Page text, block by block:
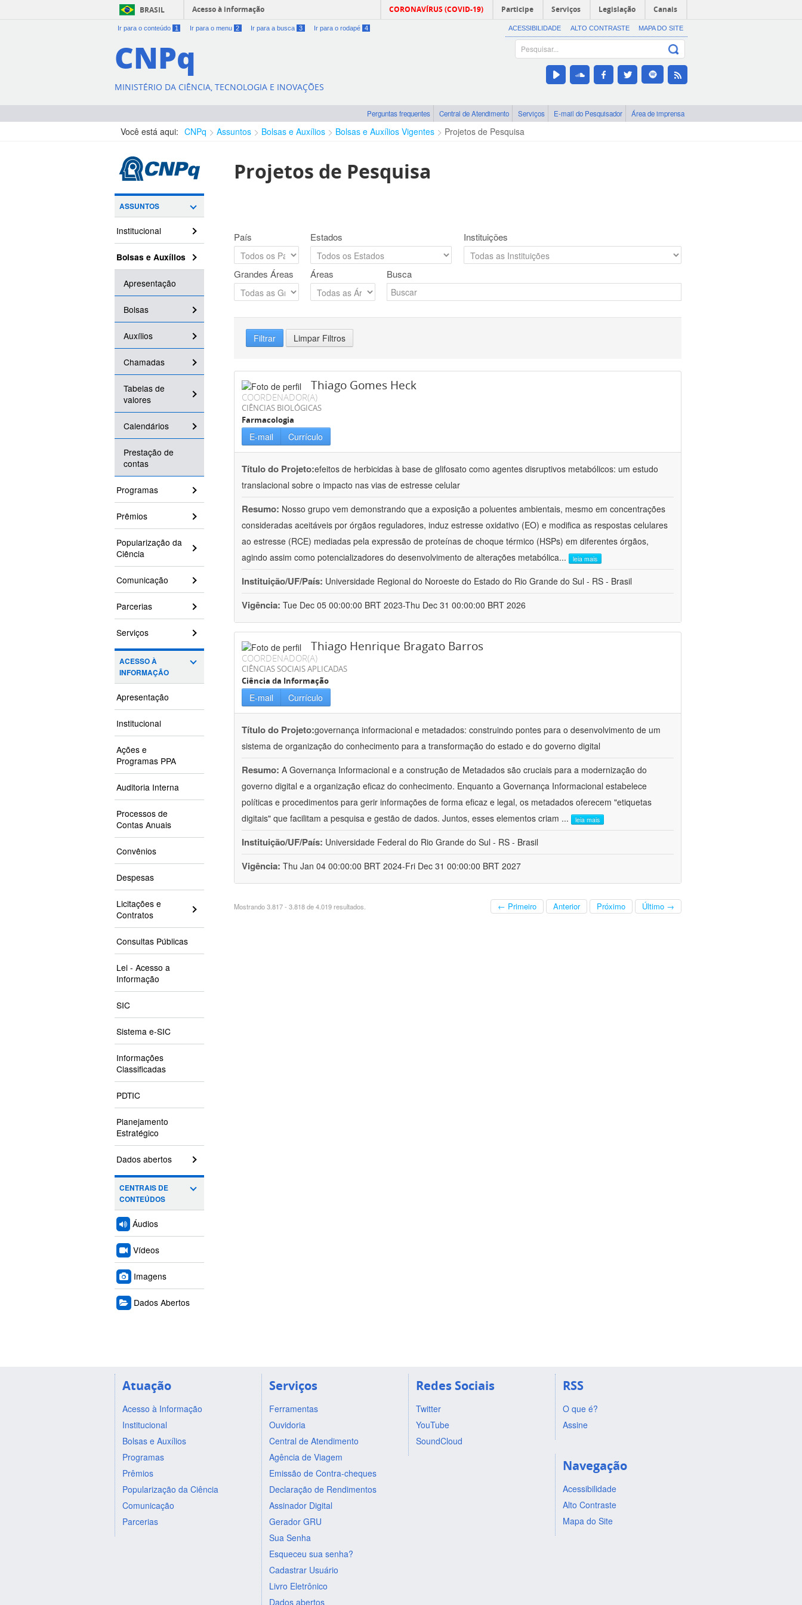
BRASIL Acesso à informação CORONAVÍRUS (COVID-19) Participe Serviços Legislação Canais
Ir para o conteúdo 1 Ir para o menu 2 Ir para a busca 3 Ir para o rodapé 4 ACESSIBILIDADE ALTO CONTRASTE MAPA DO SITE
CNPq
MINISTÉRIO DA CIÊNCIA, TECNOLOGIA E INOVAÇÕES
Perguntas frequentes Central de Atendimento Serviços E-mail do Pesquisador Área de imprensa
Você está aqui: CNPq Assuntos Bolsas e Auxílios Bolsas e Auxílios Vigentes Projetos de Pesquisa
ASSUNTOS
Institucional
Bolsas e Auxílios
Apresentação
Bolsas
Auxílios
Chamadas
Tabelas de
valores
Calendários
Prestação de
contas
Programas
Prêmios
Popularização da
Ciência
Comunicação
Parcerias
Serviços
ACESSO À
INFORMAÇÃO
Apresentação
Institucional
Ações e
Programas PPA
Auditoria Interna
Processos de
Contas Anuais
Convênios
Despesas
Licitações e
Contratos
Consultas Públicas
Lei - Acesso a
Informação
SIC
Sistema e-SIC
Informações
Classificadas
PDTIC
Planejamento
Estratégico
Dados abertos
CENTRAIS DE
CONTEÚDOS
Áudios
Vídeos
Imagens
Dados Abertos
Projetos de Pesquisa
País Estados Instituições
Grandes Áreas Áreas Busca
Filtrar Limpar Filtros
Thiago Gomes Heck
COORDENADOR(A)
CIÊNCIAS BIOLÓGICAS
Farmacologia
E-mail Currículo
Título do Projeto:efeitos de herbicidas à base de glifosato como agentes disruptivos metabólicos: um estudo
translacional sobre o impacto nas vias de estresse celular
Resumo: Nosso grupo vem demonstrando que a exposição a poluentes ambientais, mesmo em concentrações
consideradas aceitáveis por órgãos reguladores, induz estresse oxidativo (EO) e modifica as respostas celulares
ao estresse (RCE) mediadas pela expressão de proteínas de choque térmico (HSPs) em diferentes órgãos,
agindo assim como potencializadores do desenvolvimento de alterações metabólica... leia mais
Instituição/UF/País: Universidade Regional do Noroeste do Estado do Rio Grande do Sul - RS - Brasil
Vigência: Tue Dec 05 00:00:00 BRT 2023-Thu Dec 31 00:00:00 BRT 2026
Thiago Henrique Bragato Barros
COORDENADOR(A)
CIÊNCIAS SOCIAIS APLICADAS
Ciência da Informação
E-mail Currículo
Título do Projeto:governança informacional e metadados: construindo pontes para o desenvolvimento de um
sistema de organização do conhecimento para a transformação do estado e do governo digital
Resumo: A Governança Informacional e a construção de Metadados são cruciais para a modernização do
governo digital e a organização eficaz do conhecimento. Enquanto a Governança Informacional estabelece
políticas e procedimentos para gerir informações de forma eficaz e legal, os metadados oferecem "etiquetas
digitais" que facilitam a pesquisa e gestão de dados. Juntos, esses elementos criam ... leia mais
Instituição/UF/País: Universidade Federal do Rio Grande do Sul - RS - Brasil
Vigência: Thu Jan 04 00:00:00 BRT 2024-Fri Dec 31 00:00:00 BRT 2027
Mostrando 3.817 - 3.818 de 4.019 resultados. ← Primeiro Anterior Próximo Último →
Atuação
Acesso à Informação
Institucional
Bolsas e Auxílios
Programas
Prêmios
Popularização da Ciência
Comunicação
Parcerias
Serviços
Ferramentas
Ouvidoria
Central de Atendimento
Agência de Viagem
Emissão de Contra-cheques
Declaração de Rendimentos
Assinador Digital
Gerador GRU
Sua Senha
Esqueceu sua senha?
Cadastrar Usuário
Livro Eletrônico
Dados abertos
Redes Sociais
Twitter
YouTube
SoundCloud
RSS
O que é?
Assine
Navegação
Acessibilidade
Alto Contraste
Mapa do Site